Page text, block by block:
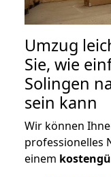
Umzug
Sie, wie
Solingen
sein kann
Wir können
professionelles
einem